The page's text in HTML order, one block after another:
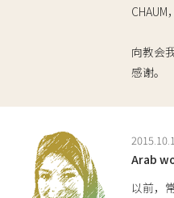
CHAUM
向教会
感谢。
2015.10.1
Arab
以前，